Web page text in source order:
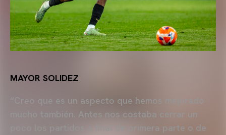
MAYOR SOLIDEZ
“Creo que es un aspecto que hemos mejorado
mucho también. Antes nos costaba cerrar un
poco los partidos a final de primera parte o de